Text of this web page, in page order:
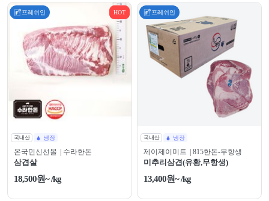
프레쉬인 HOT
국내산 냉장
온국민신선몰 | 수라한돈
삼겹살
18,500원~ /kg
프레쉬인
국내산 냉장
제이제이미트 | 815한돈-무항생
미추리삼겹(유황,무항생)
13,400원~ /kg